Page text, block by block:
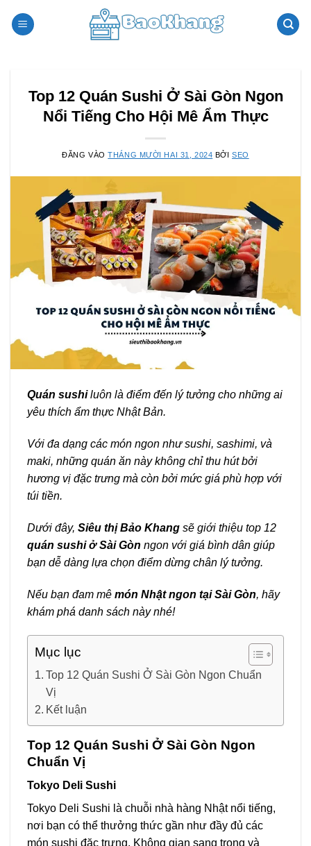
qua
Top 12 Quán Sushi Ở Sài Gòn Ngon
Nổi Tiếng Cho Hội Mê Ẩm Thực
ĐĂNG VÀOTHÁNG MƯỜI HAI 31, 2024 BỞISEO
Quán sushiluôn là điểm đến lý tưởng cho những ai
yêu thích ẩm thực Nhật Bản.
Với đa dạng các món ngon như sushi, sashimi, và
maki, những quán ăn này không chỉ thu hút bởi
hương vị đặc trưng mà còn bởi mức giá phù hợp với
túi tiền.
Dưới đây, Siêu thị Bảo Khang sẽ giới thiệu top 12
quán sushi ở Sài Gòn ngon với giá bình dân giúp
bạn dễ dàng lựa chọn điểm dừng chân lý tưởng.
Nếu bạn đam mê món Nhật ngon tại Sài Gòn, hãy
khám phá danh sách này nhé!
Mục lục
Top 12 Quán Sushi Ở Sài Gòn Ngon Chuẩn
Vị
Kết luận
Top 12 Quán Sushi Ở Sài Gòn Ngon
Chuẩn Vị
Tokyo Deli Sushi
Tokyo Deli Sushi là chuỗi nhà hàng Nhật nổi tiếng,
nơi bạn có thể thưởng thức gần như đầy đủ các
món sushi đặc trưng. Không gian sang trọng và